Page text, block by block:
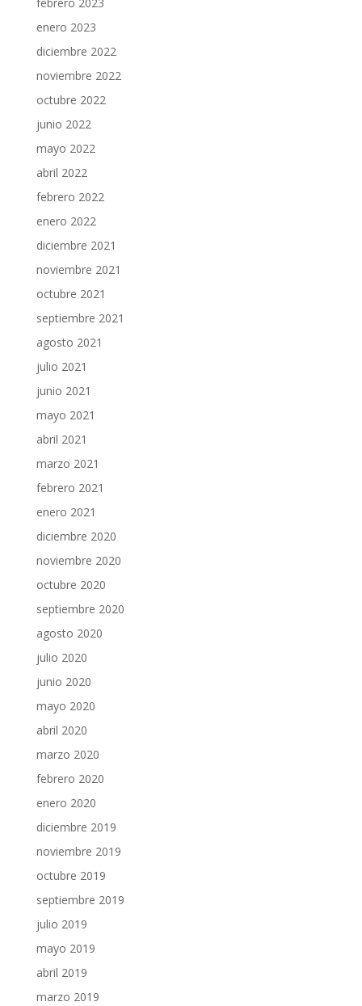
febrero 2023
enero 2023
diciembre 2022
noviembre 2022
octubre 2022
junio 2022
mayo 2022
abril 2022
febrero 2022
enero 2022
diciembre 2021
noviembre 2021
octubre 2021
septiembre 2021
agosto 2021
julio 2021
junio 2021
mayo 2021
abril 2021
marzo 2021
febrero 2021
enero 2021
diciembre 2020
noviembre 2020
octubre 2020
septiembre 2020
agosto 2020
julio 2020
junio 2020
mayo 2020
abril 2020
marzo 2020
febrero 2020
enero 2020
diciembre 2019
noviembre 2019
octubre 2019
septiembre 2019
julio 2019
mayo 2019
abril 2019
marzo 2019